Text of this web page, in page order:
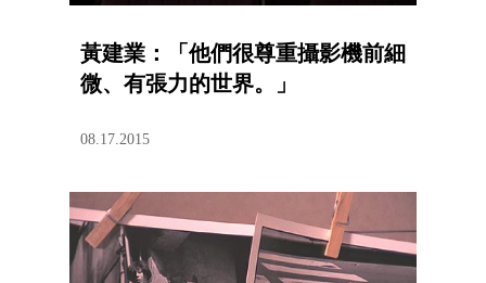
黃建業：「他們很尊重攝影機前細
微、有張力的世界。」
08.17.2015